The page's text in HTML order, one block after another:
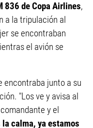
836 de Copa Airlines,
a la tripulación al
se encontraban
el avión se
encontraba junto a su
"Los ve y avisa al
y el
calma, ya estamos